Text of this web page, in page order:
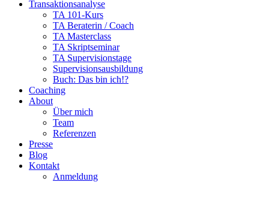
Transaktionsanalyse
TA 101-Kurs
TA Beraterin / Coach
TA Masterclass
TA Skriptseminar
TA Supervisionstage
Supervisionsausbildung
Buch: Das bin ich!?
Coaching
About
Über mich
Team
Referenzen
Presse
Blog
Kontakt
Anmeldung